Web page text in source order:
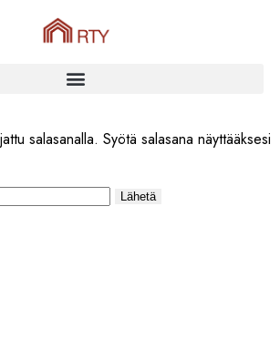
salasanalla. Syötä salasana näyttääksesi